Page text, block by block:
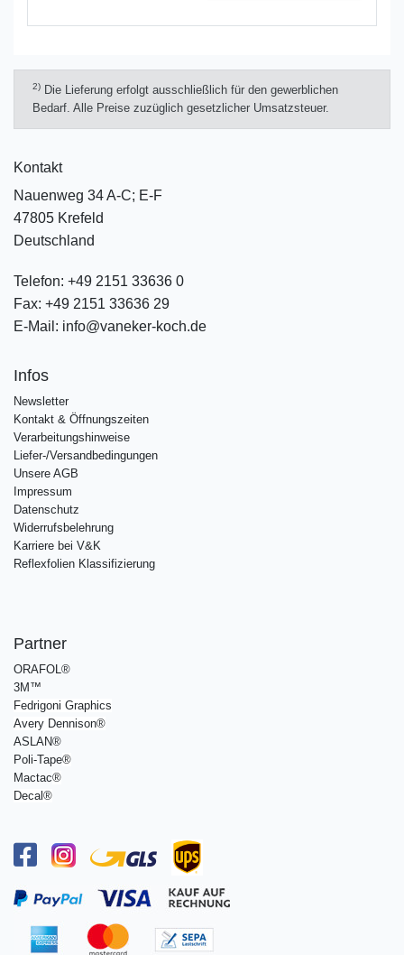
2) Die Lieferung erfolgt ausschließlich für den gewerblichen
Bedarf. Alle Preise zuzüglich gesetzlicher Umsatzsteuer.
Kontakt
Nauenweg 34 A-C; E-F
47805 Krefeld
Deutschland
Telefon: +49 2151 33636 0
Fax: +49 2151 33636 29
E-Mail: info@vaneker-koch.de
Infos
Newsletter
Kontakt & Öffnungszeiten
Verarbeitungshinweise
Liefer-/Versandbedingungen
Unsere AGB
Impressum
Datenschutz
Widerrufsbelehrung
Karriere bei V&K
Reflexfolien Klassifizierung
Partner
ORAFOL®
3M™
Fedrigoni Graphics
Avery Dennison®
ASLAN®
Poli-Tape®
Mactac®
Decal®